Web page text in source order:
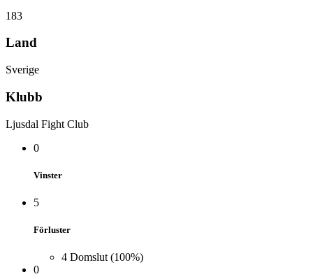
183
Land
Sverige
Klubb
Ljusdal Fight Club
0
Vinster
5
Förluster
4 Domslut (100%)
0